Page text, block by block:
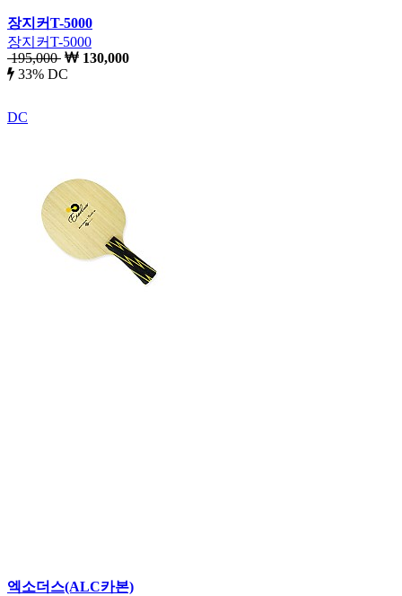
장지커T-5000
장지커T-5000
195,000
130,000
33% DC
DC
엑소더스(ALC카본)